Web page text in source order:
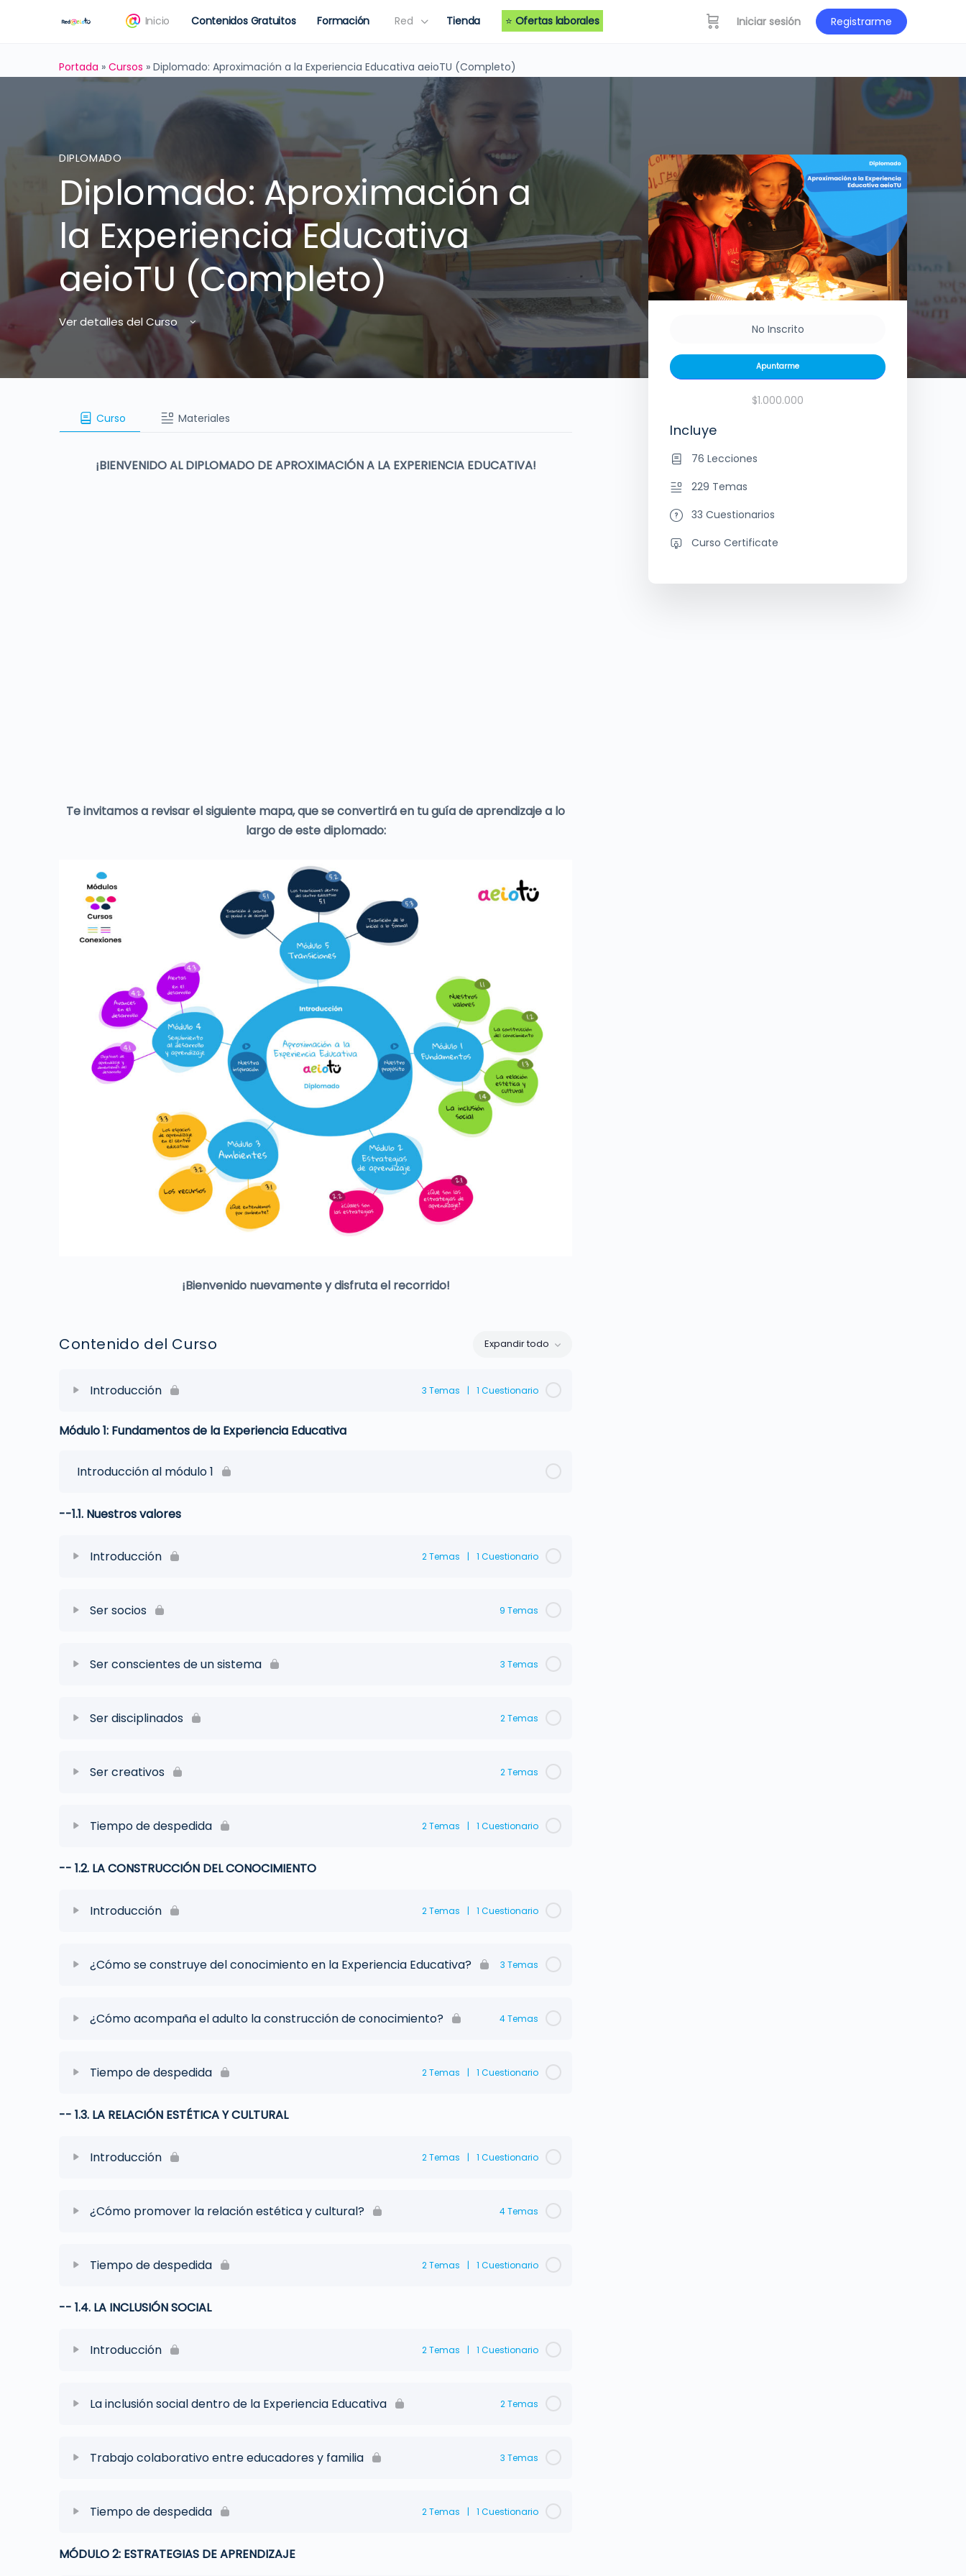
Inicio Contenidos Gratuitos Formación Red Tienda ⭐ Ofertas laborales Iniciar sesión Registrarme
Portada » Cursos » Diplomado: Aproximación a la Experiencia Educativa aeioTU (Completo)
DIPLOMADO
Diplomado: Aproximación a
la Experiencia Educativa
aeioTU (Completo)
Ver detalles del Curso
Curso Materiales
¡BIENVENIDO AL DIPLOMADO DE APROXIMACIÓN A LA EXPERIENCIA EDUCATIVA!
Te invitamos a revisar el siguiente mapa, que se convertirá en tu guía de aprendizaje a lo
largo de este diplomado:
¡Bienvenido nuevamente y disfruta el recorrido!
Contenido del Curso Expandir todo
Lecciones
Introducción 3 Temas | 1 Cuestionario
Módulo 1: Fundamentos de la Experiencia Educativa
Introducción al módulo 1
--1.1. Nuestros valores
Introducción 2 Temas | 1 Cuestionario
Ser socios 9 Temas
Ser conscientes de un sistema 3 Temas
Ser disciplinados 2 Temas
Ser creativos 2 Temas
Tiempo de despedida 2 Temas | 1 Cuestionario
-- 1.2. LA CONSTRUCCIÓN DEL CONOCIMIENTO
Introducción 2 Temas | 1 Cuestionario
¿Cómo se construye del conocimiento en la Experiencia Educativa? 3 Temas
¿Cómo acompaña el adulto la construcción de conocimiento? 4 Temas
Tiempo de despedida 2 Temas | 1 Cuestionario
-- 1.3. LA RELACIÓN ESTÉTICA Y CULTURAL
Introducción 2 Temas | 1 Cuestionario
¿Cómo promover la relación estética y cultural? 4 Temas
Tiempo de despedida 2 Temas | 1 Cuestionario
-- 1.4. LA INCLUSIÓN SOCIAL
Introducción 2 Temas | 1 Cuestionario
La inclusión social dentro de la Experiencia Educativa 2 Temas
Trabajo colaborativo entre educadores y familia 3 Temas
Tiempo de despedida 2 Temas | 1 Cuestionario
MÓDULO 2: ESTRATEGIAS DE APRENDIZAJE
No Inscrito
Apuntarme
$1.000.000
Incluye
76 Lecciones
229 Temas
33 Cuestionarios
Curso Certificate